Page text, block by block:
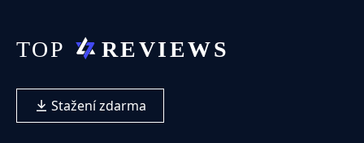
Stažení zdarma